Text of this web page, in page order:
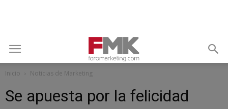
Inicio Noticias de Marketing
Se apuesta por la felicidad